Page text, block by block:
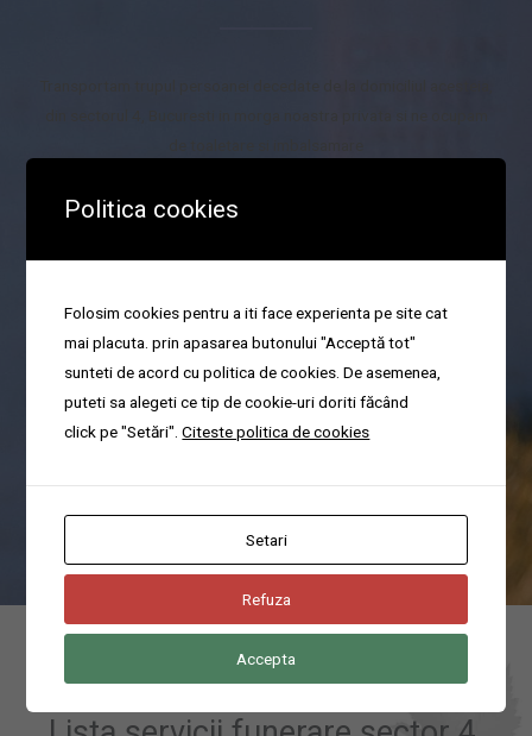
Organizare parastas
Va ajutam cu organizarea pomenilor sau a parastaselor in cel mai
scurt timp.
sectorul 4 din Bucuresti la numarul0744676666
Politica cookies
Folosim cookies pentru a iti face experienta pe site cat
mai placuta. prin apasarea butonului "Acceptă tot"
sunteti de acord cu politica de cookies. De asemenea,
puteti sa alegeti ce tip de cookie-uri doriti făcând
click pe "Setări".Citeste politica de cookies
Setari
Refuza
Accepta